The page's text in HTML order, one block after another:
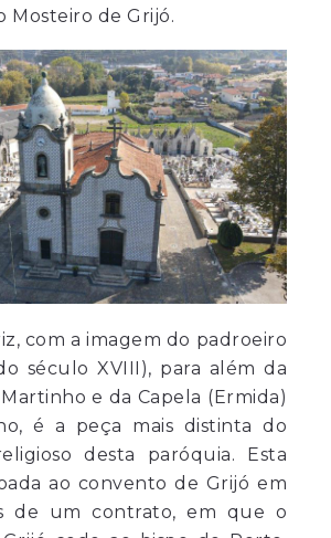
Mosteiro de Grijó.
com a imagem do padroeiro
século XVIII), para além da
e da Capela (Ermida)
é a peça mais distinta do
desta paróquia. Esta
ao convento de Grijó em
de um contrato, em que o